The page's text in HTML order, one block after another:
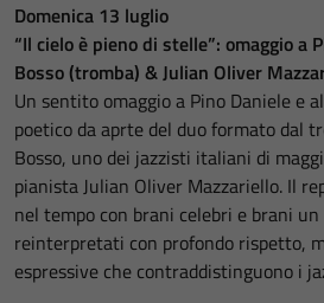
Domenica 13 luglio
“Il cielo è pieno di stelle”: omaggio a
Bosso (tromba) & Julian Oliver
Un sentito omaggio a Pino Daniele e
poetico da aprte del duo formato dal
Bosso, uno dei jazzisti italiani di
pianista Julian Oliver Mazzariello. Il
nel tempo con brani celebri e brani
reinterpretati con profondo rispetto,
espressive che contraddistinguono i